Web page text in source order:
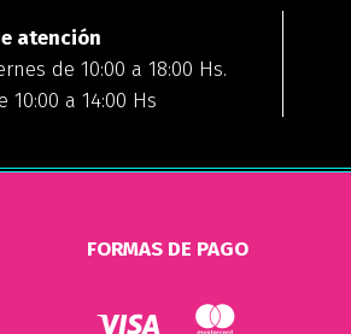
atención
de 10:00 a 18:00 Hs.
10:00 a 14:00 Hs
FORMAS DE PAGO